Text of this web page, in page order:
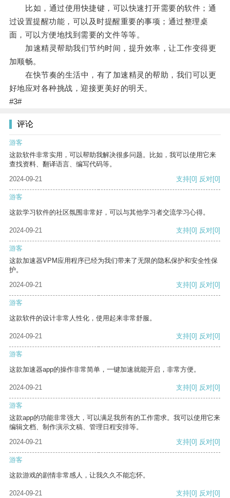
比如，通过使用快捷键，可以快速打开需要的软件；通
过设置提醒功能，可以及时提醒重要的事项；通过整理桌
面，可以方便地找到需要的文件等等。
加速精灵帮助我们节约时间，提升效率，让工作变得更
加顺畅。
在快节奏的生活中，有了加速精灵的帮助，我们可以更
好地应对各种挑战，迎接更美好的明天。
#3#
评论
游客
这款软件非常实用，可以帮助我解决很多问题。比如，我可以使用它来
查找资料、翻译语言、编写代码等。
2024-09-21
支持[0] 反对[0]
游客
这款学习软件的社区氛围非常好，可以与其他学习者交流学习心得。
2024-09-21 支持[0] 反对[0]
游客
这款加速器VPM应用程序已经为我们带来了无限的隐私保护和安全性保
护。
2024-09-21
支持[0] 反对[0]
游客
这款软件的设计非常人性化，使用起来非常舒服。
2024-09-21 支持[0] 反对[0]
游客
这款加速器app的操作非常简单，一键加速就能开启，非常方便。
2024-09-21 支持[0] 反对[0]
游客
这款app的功能非常强大，可以满足我所有的工作需求。我可以使用它来
编辑文档、制作演示文稿、管理日程安排等。
2024-09-21
支持[0] 反对[0]
游客
这款游戏的剧情非常感人，让我久久不能忘怀。
2024-09-21 支持[0] 反对[0]